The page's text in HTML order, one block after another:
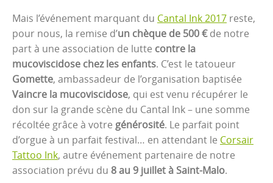
Mais l’événement marquant du Cantal Ink 2017 reste,
pour nous, la remise d’un chèque de 500 €de notre
part à une association de lutte contre la
mucoviscidose chez les enfants. C’est le tatoueur
Gomette, ambassadeur de l’organisation baptisée
Vaincre la mucoviscidose, qui est venu récupérer le
don sur la grande scène du Cantal Ink – une somme
récoltée grâce à votre générosité. Le parfait point
d’orgue à un parfait festival… en attendant le Corsair
Tattoo Ink, autre événement partenaire de notre
association prévu du 8 au 9 juillet à Saint-Malo.